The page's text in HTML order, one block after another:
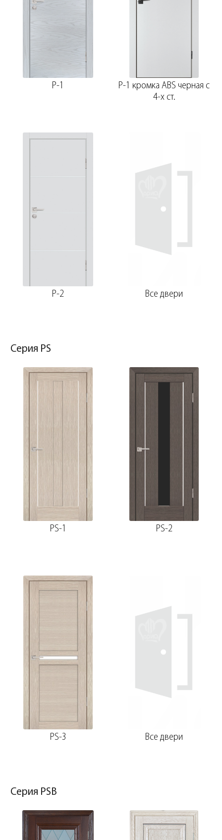
P-1
P-1 кромка ABS черная c
4-х ст.
P-2 Все двери
Серия PS
PS-1 PS-2
PS-3 Все двери
Серия PSB